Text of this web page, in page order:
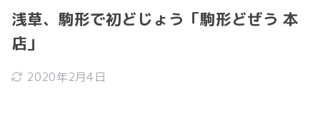
浅草、駒形で初どじょう「駒形どぜう 本
店」
2020年2月4日